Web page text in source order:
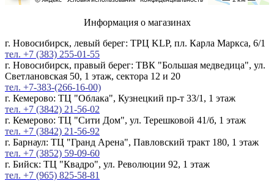
Информация о магазинах
г. Новосибирск, левый берег: ТРЦ KLP, пл. Карла Маркса, 6/1
тел. +7 (383) 255-01-55
г. Новосибирск, правый берег: ТВК "Большая медведица", ул.
Светлановская 50, 1 этаж, сектора 12 и 20
тел. +7-383-(266-16-00)
г. Кемерово: ТЦ "Облака", Кузнецкий пр-т 33/1, 1 этаж
тел. +7 (3842) 21-56-02
г. Кемерово: ТЦ "Сити Дом", ул. Терешковой 41/б, 1 этаж
тел. +7 (3842) 21-56-92
г. Барнаул: ТЦ "Гранд Арена", Павловский тракт 180, 1 этаж
тел. +7 (3852) 59-09-60
г. Бийск: ТЦ "Квадро", ул. Революции 92, 1 этаж
тел. +7 (965) 825-58-81